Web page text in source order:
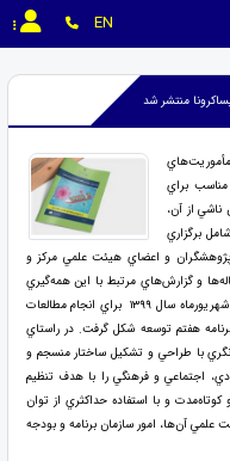
EN
منتشر شد
براي
ناشي از آن،
برگزاري
و اعضاي هيئت علمي مركز و
و گزارش‌هاي مرتبط با اين همه‌گيري
بودند. بخش گسترده و سازمان ‌يافته‌اي از اين اقدامات از شهريورماه سال ۱۳۹۹ براي انجام مطالعات
برنامه هفتم توسعه شكل گرفت. در راستاي
نگري با طراحي و تشكيل ساختار منسجم و
۱۹ در بخش‌هاي اقتصادي، اجتماعي و فرهنگي را با هدف تنظيم
و با استفاده حداكثري از توان
‌علمي آنها، امور سازمان برنامه و بودجه